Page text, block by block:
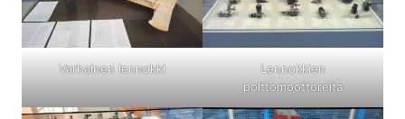
Varhainen lennokki
Lennokkien
polttomoottoreita